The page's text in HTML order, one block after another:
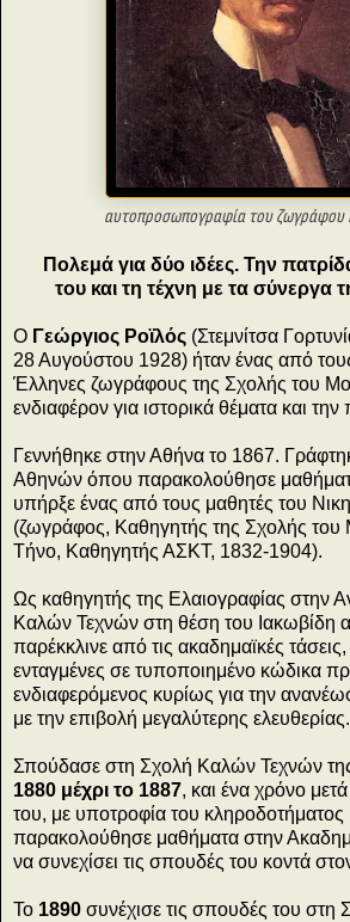
αυτοπροσωπογραφία του ζωγράφου
Πολεμά για δύο ιδέες. Την
του και τη τέχνη με τα σύνεργα
Ο Γεώργιος Ροϊλός (Στεμνίτσα
28 Αυγούστου 1928) ήταν ένας από
Έλληνες ζωγράφους της Σχολής του
ενδιαφέρον για ιστορικά θέματα και
Γεννήθηκε στην Αθήνα το 1867.
Αθηνών όπου παρακολούθησε
υπήρξε ένας από τους μαθητές του
(ζωγράφος, Καθηγητής της Σχολής
Τήνο, Καθηγητής ΑΣΚΤ, 1832-1904).
Ως καθηγητής της Ελαιογραφίας στην
Καλών Τεχνών στη θέση του Ιακωβίδη
παρέκκλινε από τις ακαδημαϊκές
ενταγμένες σε τυποποιημένο κώδικα
ενδιαφερόμενος κυρίως για την
με την επιβολή μεγαλύτερης ελευθερίας.
Σπούδασε στη Σχολή Καλών Τεχνών
1880 μέχρι το 1887, και ένα χρόνο
του, με υποτροφία του
παρακολούθησε μαθήματα στην
να συνεχίσει τις σπουδές του κοντά
Το 1890 συνέχισε τις σπουδές του